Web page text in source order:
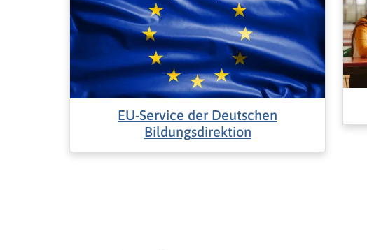
EU-Service der Deutschen
Bildungsdirektion